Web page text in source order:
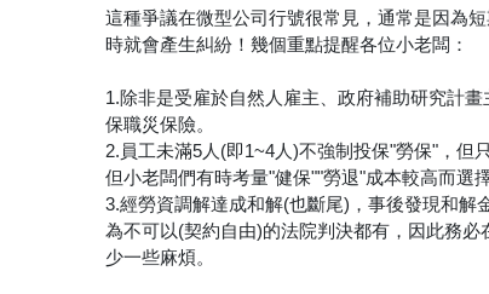
這種爭議在微型公司行號很常見，通常是因為
時就會產生糾紛！幾個重點提醒各位小老闆：
1.除非是受雇於自然人雇主、政府補助研究計
保職災保險。
2.員工未滿5人(即1~4人)不強制投保"勞保"，但
但小老闆們有時考量"健保""勞退"成本較高而選
3.經勞資調解達成和解(也斷尾)，事後發現和
為不可以(契約自由)的法院判決都有，因此務
少一些麻煩。